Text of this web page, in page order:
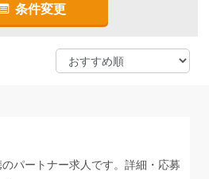
条件変更
パートナー求人です。詳細・応募